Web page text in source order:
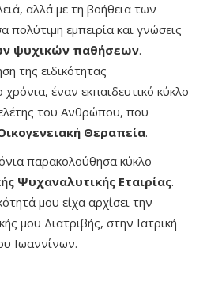
αλλά με τη βοήθεια των
πολύτιμη εμπειρία και γνώσεις
ψυχικών παθήσεων.
της ειδικότητας
έναν εκπαιδευτικό κύκλο
του Ανθρώπου, που
Θεραπεία.
παρακολούθησα κύκλο
Ψυχαναλυτικής Εταιρίας.
μου είχα αρχίσει την
μου Διατριβής, στην Ιατρική
Ιωαννίνων.